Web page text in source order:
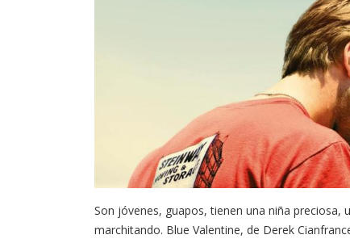
Son jóvenes, guapos, tienen una niña
marchitando. Blue Valentine, de Derek